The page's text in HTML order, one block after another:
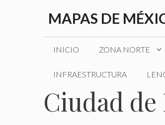
MAPAS DE
INICIO ZONA NORTE
INFRAESTRUCTURA
Ciudad de